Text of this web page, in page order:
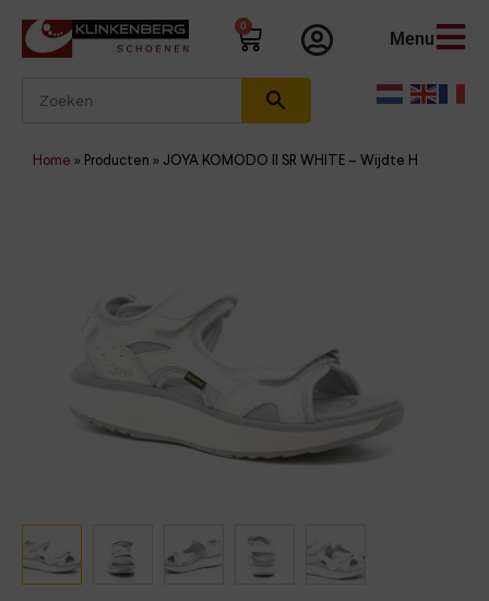
0
Menu
Home » Producten » JOYA KOMODO II SR WHITE – Wijdte H